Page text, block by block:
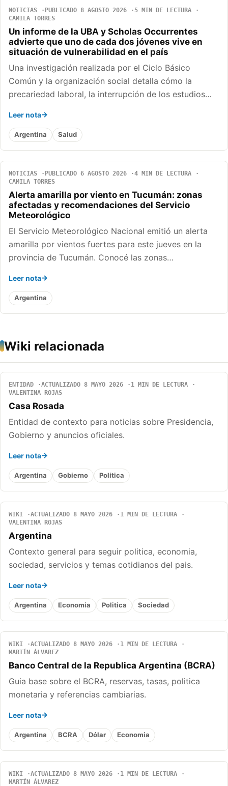
NOTICIAS PUBLICADO 8 AGOSTO 2026
5 MIN DE LECTURA
CAMILA TORRES
Un informe de la UBA y Scholas Occurrentes
advierte que uno de cada dos jóvenes vive en
situación de vulnerabilidad en el país
Una investigación realizada por el Ciclo Básico
Común y la organización social detalla cómo la
precariedad laboral, la interrupción de los estudios…
Leer nota
Argentina Salud
NOTICIAS PUBLICADO 6 AGOSTO 2026
4 MIN DE LECTURA
CAMILA TORRES
Alerta amarilla por viento en Tucumán: zonas
afectadas y recomendaciones del Servicio
Meteorológico
El Servicio Meteorológico Nacional emitió un alerta
amarilla por vientos fuertes para este jueves en la
provincia de Tucumán. Conocé las zonas…
Leer nota
Argentina
Wiki relacionada
ENTIDAD ACTUALIZADO 8 MAYO 2026
1 MIN DE LECTURA
VALENTINA ROJAS
Casa Rosada
Entidad de contexto para noticias sobre Presidencia,
Gobierno y anuncios oficiales.
Leer nota
Argentina Gobierno Politica
WIKI ACTUALIZADO 8 MAYO 2026
1 MIN DE LECTURA
VALENTINA ROJAS
Argentina
Contexto general para seguir politica, economia,
sociedad, servicios y temas cotidianos del pais.
Leer nota
Argentina Economia Politica Sociedad
WIKI ACTUALIZADO 8 MAYO 2026
1 MIN DE LECTURA
MARTÍN ÁLVAREZ
Banco Central de la Republica Argentina (BCRA)
Guia base sobre el BCRA, reservas, tasas, politica
monetaria y referencias cambiarias.
Leer nota
Argentina BCRA Dólar Economia
WIKI ACTUALIZADO 8 MAYO 2026
1 MIN DE LECTURA
MARTÍN ÁLVAREZ